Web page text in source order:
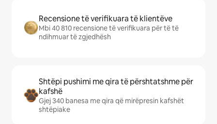
Recensione të verifikuara të klientëve
Mbi 40 810 recensione të verifikuara për të të
ndihmuar të zgjedhësh
Shtëpi pushimi me qira të përshtatshme për
kafshë
Gjej 340 banesa me qira që mirëpresin kafshët
shtëpiake